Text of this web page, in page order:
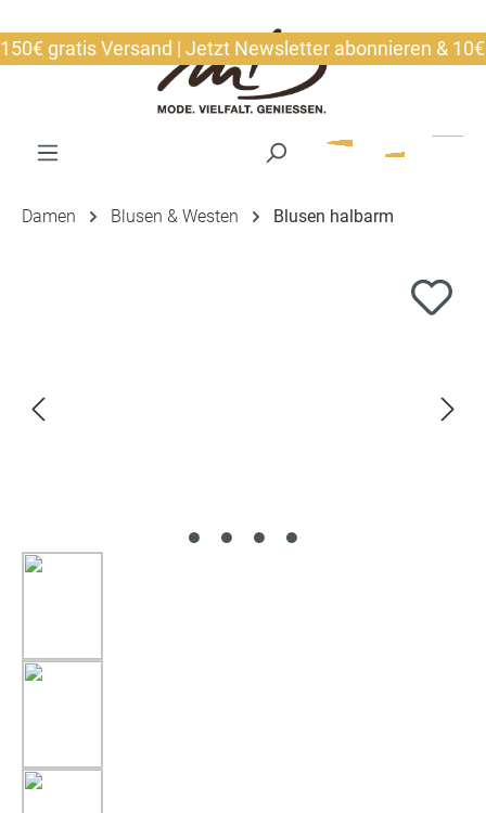
gratis Versand | Jetzt Newsletter abonnieren & 10€
Damen Blusen & Westen Blusen halbarm